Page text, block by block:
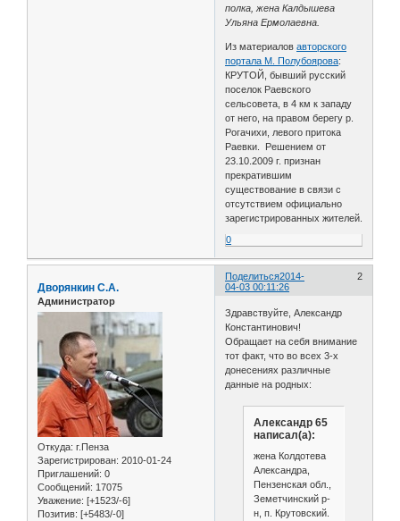
полка, жена Калдышева
Ульяна Ермолаевна.
Из материаловавторского
портала М. Полубоярова:
КРУТОЙ, бывший русский
поселок Раевского
сельсовета, в 4 км к западу
от него, на правом берегу р.
Рогачихи, левого притока
Раевки. Решением от
23.10.2009 г. признан
прекратившим
существование в связи с
отсутствием официально
зарегистрированных жителей.
0
Поделиться 2
2014-
04-03 00:11:26
Дворянкин С.А.
Администратор
Откуда: г.Пенза
Зарегистрирован: 2010-01-24
Приглашений: 0
Сообщений: 17075
Уважение: [+1523/-6]
Позитив: [+5483/-0]
Здравствуйте, Александр
Константинович!
Обращает на себя внимание
тот факт, что во всех 3-х
донесениях различные
данные на родных:
Александр 65
написал(а):
жена Колдотева
Александра,
Пензенская обл.,
Земетчинский р-
н, п. Крутовский.